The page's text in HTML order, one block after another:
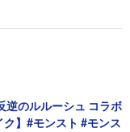
逆のルルーシュ コラボ
】#モンスト #モンス